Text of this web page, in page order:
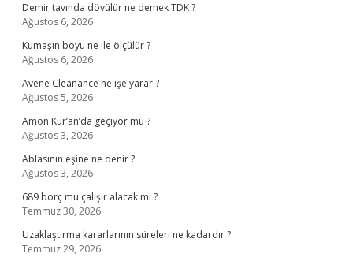
Demir tavında dövülür ne demek TDK ?
Ağustos 6, 2026
Kumaşın boyu ne ile ölçülür ?
Ağustos 6, 2026
Avene Cleanance ne işe yarar ?
Ağustos 5, 2026
Amon Kur’an’da geçiyor mu ?
Ağustos 3, 2026
Ablasının eşine ne denir ?
Ağustos 3, 2026
689 borç mu çalişir alacak mı ?
Temmuz 30, 2026
Uzaklaştırma kararlarının süreleri ne kadardır ?
Temmuz 29, 2026